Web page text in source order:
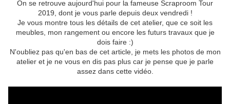
On se retrouve aujourd'hui pour la fameuse Scraproom Tour
2019, dont je vous parle depuis deux vendredi !
Je vous montre tous les détails de cet atelier, que ce soit les
meubles, mon rangement ou encore les futurs travaux que je
dois faire :)
N'oubliez pas qu'en bas de cet article, je mets les photos de mon
atelier et je ne vous en dis pas plus car je pense que je parle
assez dans cette vidéo.